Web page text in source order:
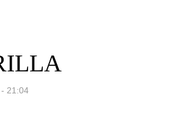
- 21:04